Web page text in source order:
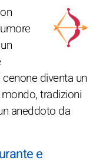
diventa un
tradizioni
aneddoto da
e